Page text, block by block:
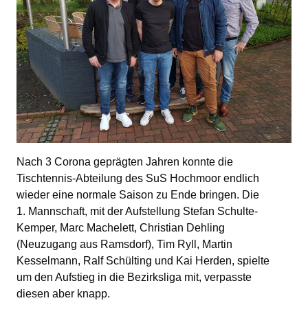
Nach 3 Corona geprägten Jahren konnte die
Tischtennis-Abteilung des SuS Hochmoor endlich
wieder eine normale Saison zu Ende bringen. Die
1. Mannschaft, mit der Aufstellung Stefan Schulte-
Kemper, Marc Machelett, Christian Dehling
(Neuzugang aus Ramsdorf), Tim Ryll, Martin
Kesselmann, Ralf Schülting und Kai Herden, spielte
um den Aufstieg in die Bezirksliga mit, verpasste
diesen aber knapp.